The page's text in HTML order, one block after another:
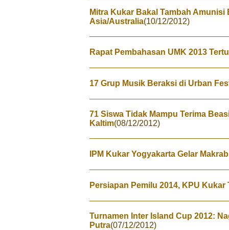
Mitra Kukar Bakal Tambah
Asia/Australia(10/12/2012)
Rapat Pembahasan UMK 2013
17 Grup Musik Beraksi di Urban
71 Siswa Tidak Mampu Terima
Kaltim(08/12/2012)
IPM Kukar Yogyakarta Gelar
Persiapan Pemilu 2014, KPU Kukar
Turnamen Inter Island Cup 2012:
Putra(07/12/2012)